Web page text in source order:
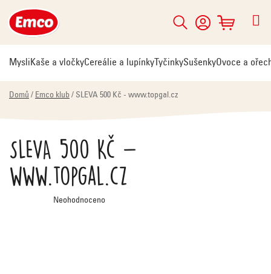
na
obsah
Hledat
NÁKUPNÍ
KOŠÍK
MysliKaše a vločkyCereálie a lupínky TyčinkySušenkyOvoce a
Domů / Emco klub / SLEVA 500 Kč - www.topgal.cz
SLEVA 500 Kč -
www.topgal.cz
Průměrné
hodnocení
Neohodnoceno